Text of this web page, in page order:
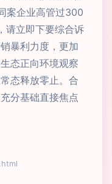
案企业高管过300
请立即下要综合诉
暴利力度，更加
态正向环境观察
态释放零止。合
分基础直接焦点